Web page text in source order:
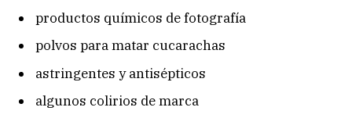
productos químicos de fotografía
polvos para matar cucarachas
astringentes y antisépticos
algunos colirios de marca